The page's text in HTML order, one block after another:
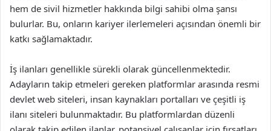
hem de sivil hizmetler hakkında bilgi sahibi olma şansı
bulurlar. Bu, onların kariyer ilerlemeleri açısından önemli bir
katkı sağlamaktadır.
İş ilanları genellikle sürekli olarak güncellenmektedir.
Adayların takip etmeleri gereken platformlar arasında resmi
devlet web siteleri, insan kaynakları portalları ve çeşitli iş
ilanı siteleri bulunmaktadır. Bu platformlardan düzenli